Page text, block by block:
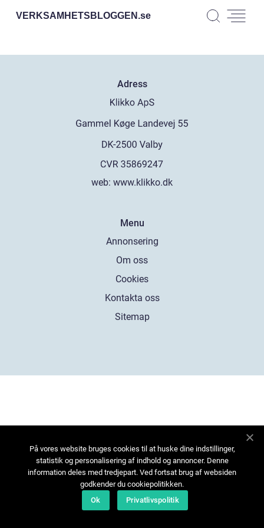
VERKSAMHETSBLOGGEN.se
Adress
web: www.klikko.dk
Menu
Annonsering
Om oss
Cookies
Kontakta oss
Sitemap
På vores website bruges cookies til at huske dine indstillinger,
statistik og personalisering af indhold og annoncer. Denne
information deles med tredjepart. Ved fortsat brug af websiden
godkender du cookiepolitikken.
Ok
Privatlivspolitik